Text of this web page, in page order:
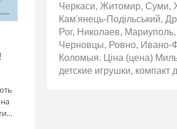
2026-06-18
Черкаси, Житомир, Суми,
Кам'янець-Подільський,
Рог, Николаев,
Черновцы, Ровно, Ивано-
Коломыя. Ціна (цена)
детские игрушки, компакт